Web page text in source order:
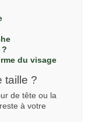
du visage
taille ?
de tête ou la
à votre